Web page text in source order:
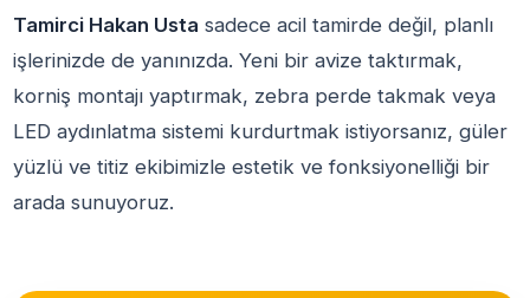
Tamirci Hakan Usta sadece acil tamirde değil, planlı
işlerinizde de yanınızda. Yeni bir avize taktırmak,
korniş montajı yaptırmak, zebra perde takmak veya
LED aydınlatma sistemi kurdurtmak istiyorsanız, güler
yüzlü ve titiz ekibimizle estetik ve fonksiyonelliği bir
arada sunuyoruz.